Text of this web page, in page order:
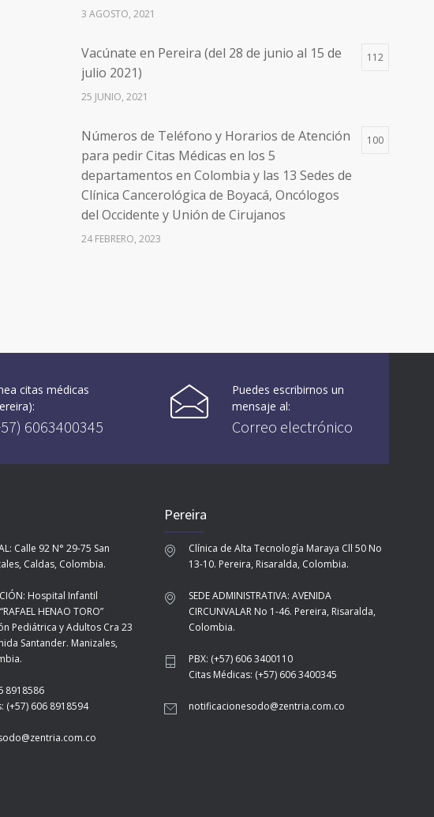
del Occidente y Unión de Cirujanos
24 FEBRERO, 2023
3 AGOSTO, 2021
Vacúnate en Pereira (del 28 de junio al 15 de
julio 2021)
112
25 JUNIO, 2021
Números de Teléfono y Horarios de Atención
para pedir Citas Médicas en los 5
departamentos en Colombia y las 13 Sedes de
Clínica Cancerológica de Boyacá, Oncólogos
del Occidente y Unión de Cirujanos
100
24 FEBRERO, 2023
Vacúnate en Pereira (del 23 al 27 de agosto
93
21 AGOSTO, 2021
citas médicas
6063400345
Puedes escribirnos un
mensaje al:
Correo electrónico
Calle 92 N° 29-75 San
Caldas, Colombia.
Hospital Infantil
HENAO TORO”
Pediátrica y Adultos Cra 23
Santander. Manizales,
8918586
(+57) 606 8918594
Pereira
Clínica de Alta Tecnología Maraya Cll 50 No
13-10. Pereira, Risaralda, Colombia.
SEDE ADMINISTRATIVA: AVENIDA
CIRCUNVALAR No 1-46. Pereira, Risaralda,
Colombia.
PBX: (+57) 606 3400110
Citas Médicas: (+57) 606 3400345
notificacionesodo@zentria.com.co